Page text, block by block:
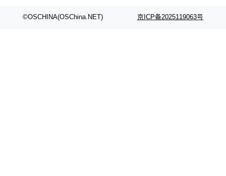
©OSCHINA(OSChina.NET) 京ICP备2025119063号